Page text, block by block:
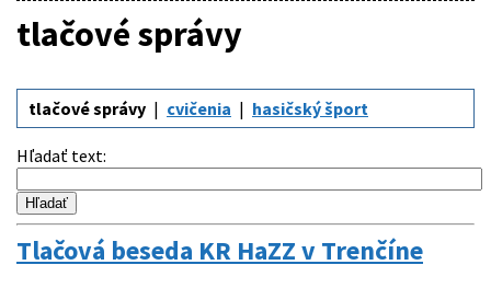
tlačové správy
tlačové správy cvičenia hasičský šport
Hľadať text:
Tlačová beseda KR HaZZ v Trenčíne